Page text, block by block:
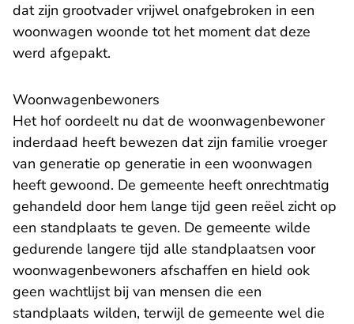
dat zijn grootvader vrijwel onafgebroken in een
woonwagen woonde tot het moment dat deze
werd afgepakt.
Woonwagenbewoners
Het hof oordeelt nu dat de woonwagenbewoner
inderdaad heeft bewezen dat zijn familie vroeger
van generatie op generatie in een woonwagen
heeft gewoond. De gemeente heeft onrechtmatig
gehandeld door hem lange tijd geen reëel zicht op
een standplaats te geven. De gemeente wilde
gedurende langere tijd alle standplaatsen voor
woonwagenbewoners afschaffen en hield ook
geen wachtlijst bij van mensen die een
standplaats wilden, terwijl de gemeente wel die